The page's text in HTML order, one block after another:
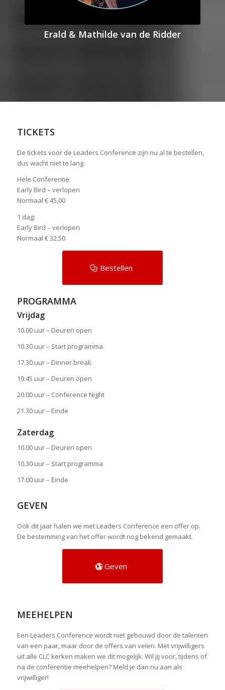
Erald & Mathilde van de Ridder
TICKETS
De tickets voor de Leaders Conference zijn nu al te bestellen,
dus wacht niet te lang.
Hele Conferentie:
Early Bird – verlopen
Normaal € 45,00
1 dag:
Early Bird – verlopen
Normaal € 32,50
Bestellen
PROGRAMMA
Vrijdag
10.00 uur – Deuren open
10.30 uur – Start programma
17.30 uur – Dinner break
19.45 uur – Deuren open
20.00 uur – Conference Night
21.30 uur – Einde
Zaterdag
10.00 uur – Deuren open
10.30 uur – Start programma
17.00 uur – Einde
GEVEN
Ook dit jaar halen we met Leaders Conference een offer op.
De bestemming van het offer wordt nog bekend gemaakt.
Geven
MEEHELPEN
Een Leaders Conference wordt niet gebouwd door de talenten
van een paar, maar door de offers van velen. Met vrijwilligers
uit alle CLC kerken maken we dit mogelijk. Wil jij voor, tijdens of
na de conferentie meehelpen? Meld je dan nu aan als
vrijwilliger!